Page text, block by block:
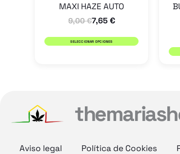
MAXI HAZE AUTO
9,00€7,65€
SELECCIONAR OPCIONES
producto
Aviso legal Política de Cookies